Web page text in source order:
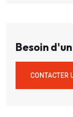
Besoin
CONTACTER